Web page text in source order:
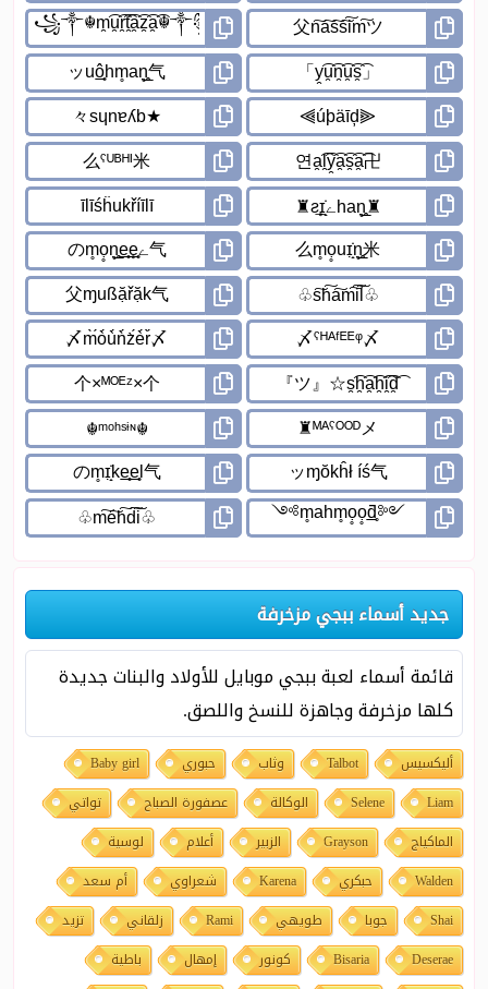
جديد أسماء ببجي مزخرفة
قائمة أسماء لعبة ببجي موبايل للأولاد والبنات جديدة
كلها مزخرفة وجاهزة للنسخ واللصق.
أليكسيس Talbot وثاب حبوري
Baby girl
Liam
Selene الوكالة عصفورة الصباح
تواتي
الماكياج
Grayson الزبير أعلام
لوسية
Walden
حبكري Karena شعراوي
أم سعد
Shai
جوبا طويهي Rami زلقاني
تزيد
Deserae
Bisaria كونور إمهال
باطية